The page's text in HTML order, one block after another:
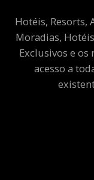
Hotéis, Resorts,
Moradias,
Exclusivos e
acesso a